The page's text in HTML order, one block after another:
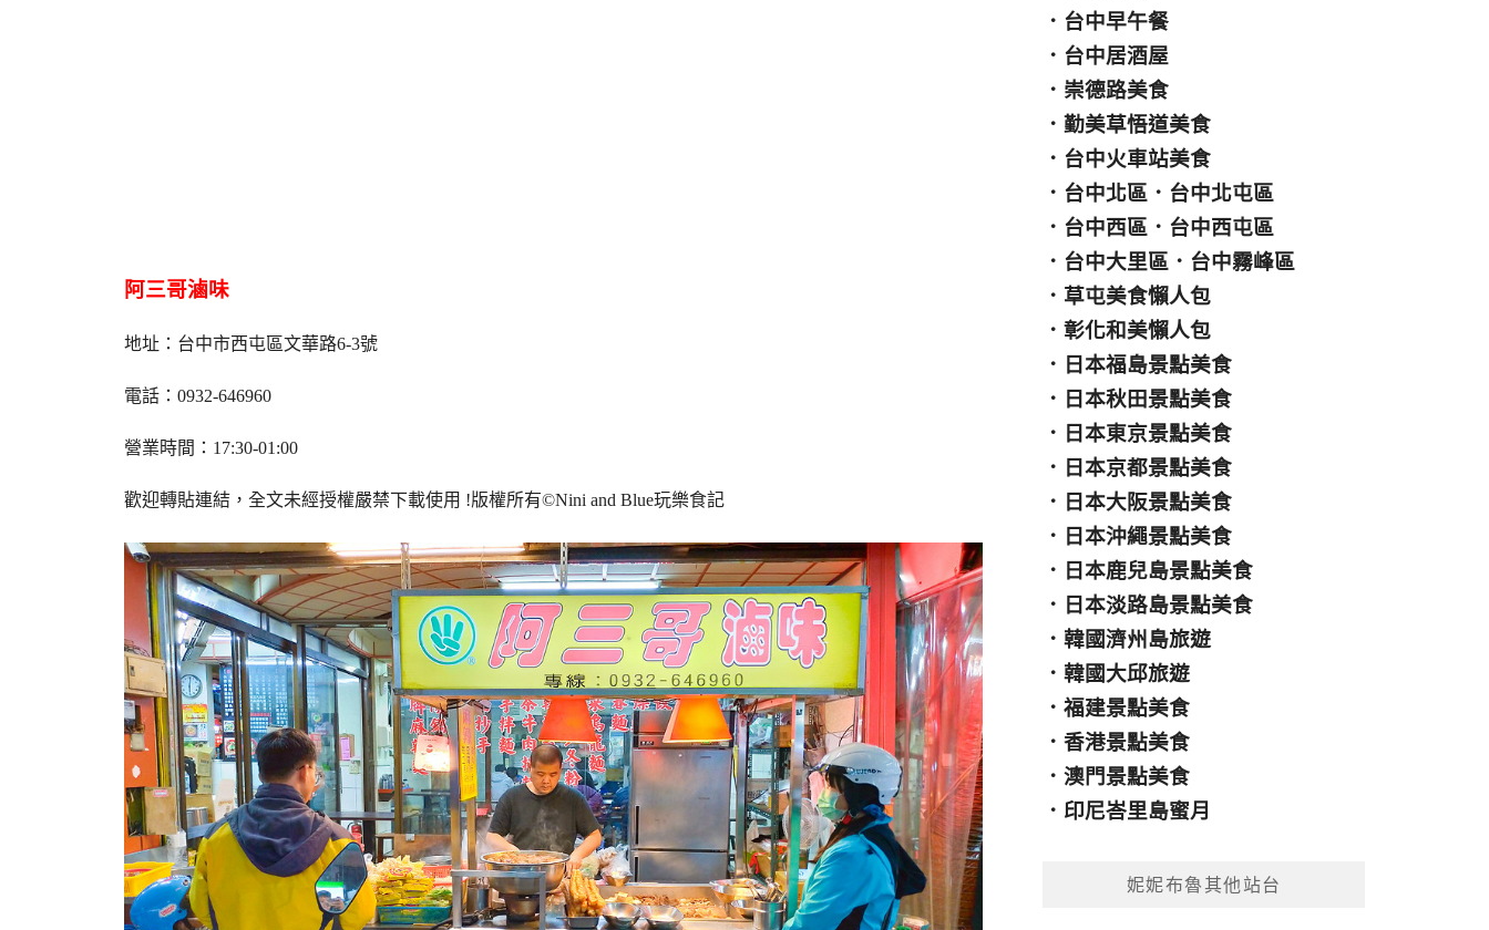
阿三哥滷味
地址：台中市西屯區文華路6-3號
電話：0932-646960
營業時間：17:30-01:00
歡迎轉貼連結，全文未經授權嚴禁下載使用 !版權所有©Nini and Blue玩樂食記
． 台中早午餐
． 台中居酒屋
． 崇德路美食
．勤美草悟道美食
． 台中火車站美食
． 台中北區 ． 台中北屯區
． 台中西區 ． 台中西屯區
． 台中大里區 ． 台中霧峰區
． 草屯美食懶人包
．彰化和美懶人包
． 日本福島景點美食
． 日本秋田景點美食
． 日本東京景點美食
． 日本京都景點美食
． 日本大阪景點美食
． 日本沖繩景點美食
． 日本鹿兒島景點美食
． 日本淡路島景點美食
．韓國濟州島旅遊
．韓國大邱旅遊
．福建景點美食
．香港景點美食
．澳門景點美食
． 印尼峇里島蜜月
妮妮布魯其他站台